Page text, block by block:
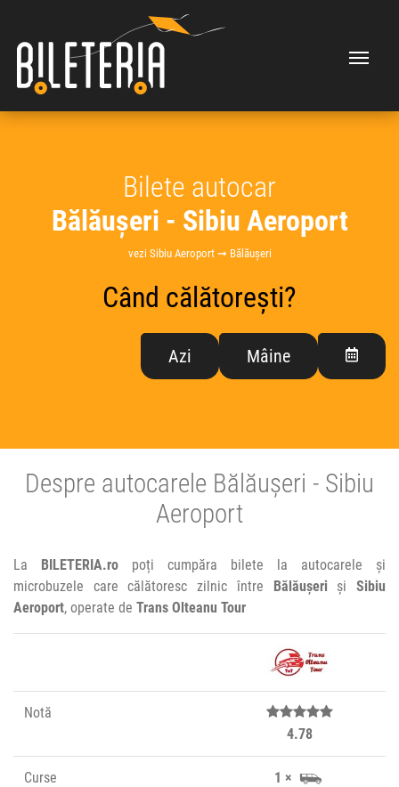
Bilete autocar
Bălăușeri - Sibiu Aeroport
vezi Sibiu Aeroport ➞ Bălăușeri
Când călătorești?
Azi Mâine
Despre autocarele Bălăușeri - Sibiu
Aeroport
La BILETERIA.ro poți cumpăra bilete la autocarele și
microbuzele care călătoresc zilnic între
Bălăușeri șiSibiu
Aeroport, operate de Trans Olteanu Tour
Notă
4.78
Curse 1 ×